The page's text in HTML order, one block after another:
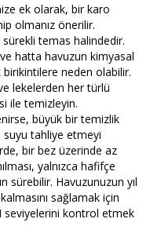
ek olarak, bir karo
olmanız önerilir.
temas halindedir.
hatta havuzun kimyasal
neden olabilir.
lekelerden her türlü
ile temizleyin.
büyük bir temizlik
suyu tahliye etmeyi
bir bez üzerinde az
yalnızca hafifçe
sürebilir. Havuzunuzun yıl
sağlamak için
kontrol etmek